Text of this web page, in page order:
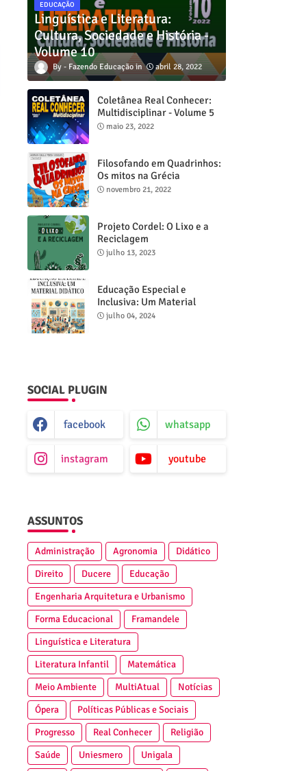
EDUCAÇÃO
Linguística e Literatura:
Cultura, Sociedade e História -
Volume 10
Fazendo Educação abril 28, 2022
Coletânea Real Conhecer:
Multidisciplinar - Volume 5
maio 23, 2022
Filosofando em Quadrinhos:
Os mitos na Grécia
novembro 21, 2022
Projeto Cordel: O Lixo e a
Reciclagem
julho 13, 2023
Educação Especial e
Inclusiva: Um Material
Didático
julho 04, 2024
SOCIAL PLUGIN
facebook whatsapp
instagram youtube
ASSUNTOS
Administração Agronomia
Didático
Direito
Ducere
Educação
Engenharia Arquitetura e Urbanismo
Forma Educacional
Framandele
Linguística e Literatura
Literatura Infantil
Matemática
Meio Ambiente
MultiAtual
Notícias
Ópera
Políticas Públicas e Sociais
Progresso
Real Conhecer
Religião
Saúde
Uniesmero
Unigala